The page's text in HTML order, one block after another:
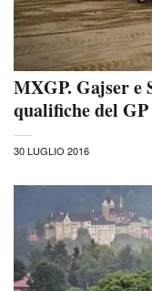
MXGP. Gajser e
qualifiche del
30 LUGLIO 2016